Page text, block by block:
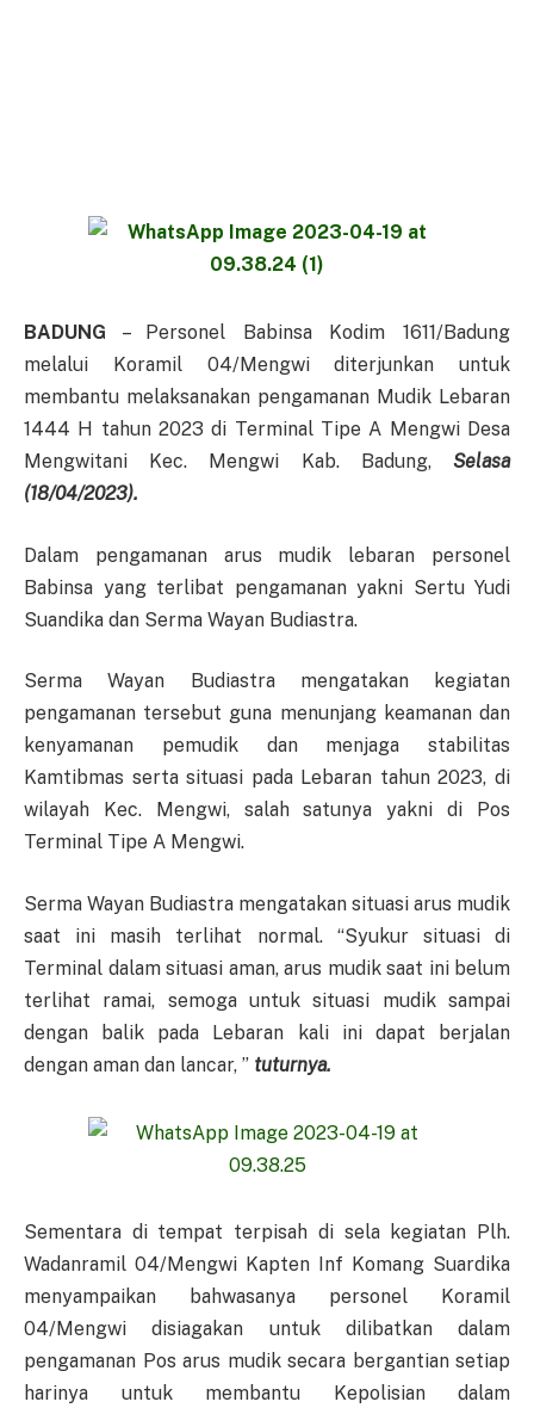
BADUNG – Personel Babinsa Kodim 1611/Badung
melalui Koramil 04/Mengwi diterjunkan untuk
membantu melaksanakan pengamanan Mudik Lebaran
1444 H tahun 2023 di Terminal Tipe A Mengwi Desa
Mengwitani Kec. Mengwi Kab. Badung, Selasa
(18/04/2023).
Dalam pengamanan arus mudik lebaran personel
Babinsa yang terlibat pengamanan yakni Sertu Yudi
Suandika dan Serma Wayan Budiastra.
Serma Wayan Budiastra mengatakan kegiatan
pengamanan tersebut guna menunjang keamanan dan
kenyamanan pemudik dan menjaga stabilitas
Kamtibmas serta situasi pada Lebaran tahun 2023, di
wilayah Kec. Mengwi, salah satunya yakni di Pos
Terminal Tipe A Mengwi.
Serma Wayan Budiastra mengatakan situasi arus mudik
saat ini masih terlihat normal. “Syukur situasi di
Terminal dalam situasi aman, arus mudik saat ini belum
terlihat ramai, semoga untuk situasi mudik sampai
dengan balik pada Lebaran kali ini dapat berjalan
dengan aman dan lancar, ” tuturnya.
Sementara di tempat terpisah di sela kegiatan Plh.
Wadanramil 04/Mengwi Kapten Inf Komang Suardika
menyampaikan bahwasanya personel Koramil
04/Mengwi disiagakan untuk dilibatkan dalam
pengamanan Pos arus mudik secara bergantian setiap
harinya untuk membantu Kepolisian dalam